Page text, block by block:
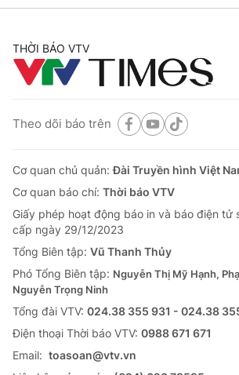
THỜI BÁO VTV
Theo dõi báo trên
Cơ quan chủ quản:Đài Truyền hình Việt
Cơ quan báo chí: Thời báo VTV
Giấy phép hoạt động báo in và báo điện tử
cấp ngày 29/12/2023
Tổng Biên tập: Vũ Thanh Thủy
Phó Tổng Biên tập: Nguyễn Thị Mỹ Hạnh,
Nguyễn Trọng Ninh
Tổng đài VTV: 024.38 355 931 - 024.38
Ðiện thoại Thời báo VTV: 0988 671 671
Email: toasoan@vtv.vn